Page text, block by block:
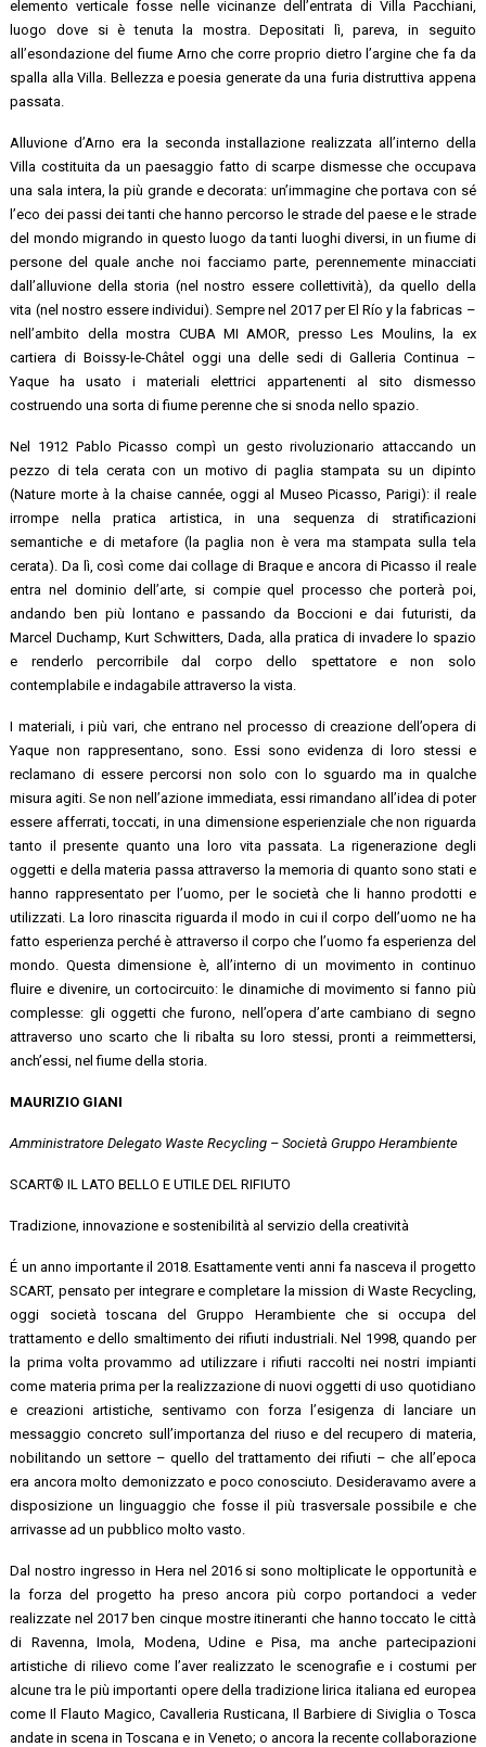
elemento verticale fosse nelle vicinanze dell’entrata di Villa Pacchiani,
luogo dove si è tenuta la mostra. Depositati lì, pareva, in seguito
all’esondazione del fiume Arno che corre proprio dietro l’argine che fa da
spalla alla Villa. Bellezza e poesia generate da una furia distruttiva appena
passata.
Alluvione d’Arno era la seconda installazione realizzata all’interno della
Villa costituita da un paesaggio fatto di scarpe dismesse che occupava
una sala intera, la più grande e decorata: un’immagine che portava con sé
l’eco dei passi dei tanti che hanno percorso le strade del paese e le strade
del mondo migrando in questo luogo da tanti luoghi diversi, in un fiume di
persone del quale anche noi facciamo parte, perennemente minacciati
dall’alluvione della storia (nel nostro essere collettività), da quello della
vita (nel nostro essere individui). Sempre nel 2017 per El Río y la fabricas –
nell’ambito della mostra CUBA MI AMOR, presso Les Moulins, la ex
cartiera di Boissy-le-Châtel oggi una delle sedi di Galleria Continua –
Yaque ha usato i materiali elettrici appartenenti al sito dismesso
costruendo una sorta di fiume perenne che si snoda nello spazio.
Nel 1912 Pablo Picasso compì un gesto rivoluzionario attaccando un
pezzo di tela cerata con un motivo di paglia stampata su un dipinto
(Nature morte à la chaise cannée, oggi al Museo Picasso, Parigi): il reale
irrompe nella pratica artistica, in una sequenza di stratificazioni
semantiche e di metafore (la paglia non è vera ma stampata sulla tela
cerata). Da lì, così come dai collage di Braque e ancora di Picasso il reale
entra nel dominio dell’arte, si compie quel processo che porterà poi,
andando ben più lontano e passando da Boccioni e dai futuristi, da
Marcel Duchamp, Kurt Schwitters, Dada, alla pratica di invadere lo spazio
e renderlo percorribile dal corpo dello spettatore e non solo
contemplabile e indagabile attraverso la vista.
I materiali, i più vari, che entrano nel processo di creazione dell’opera di
Yaque non rappresentano, sono. Essi sono evidenza di loro stessi e
reclamano di essere percorsi non solo con lo sguardo ma in qualche
misura agiti. Se non nell’azione immediata, essi rimandano all’idea di poter
essere afferrati, toccati, in una dimensione esperienziale che non riguarda
tanto il presente quanto una loro vita passata. La rigenerazione degli
oggetti e della materia passa attraverso la memoria di quanto sono stati e
hanno rappresentato per l’uomo, per le società che li hanno prodotti e
utilizzati. La loro rinascita riguarda il modo in cui il corpo dell’uomo ne ha
fatto esperienza perché è attraverso il corpo che l’uomo fa esperienza del
mondo. Questa dimensione è, all’interno di un movimento in continuo
fluire e divenire, un cortocircuito: le dinamiche di movimento si fanno più
complesse: gli oggetti che furono, nell’opera d’arte cambiano di segno
attraverso uno scarto che li ribalta su loro stessi, pronti a reimmettersi,
anch’essi, nel fiume della storia.
MAURIZIO GIANI
Amministratore Delegato Waste Recycling – Società Gruppo Herambiente
SCART® IL LATO BELLO E UTILE DEL RIFIUTO
Tradizione, innovazione e sostenibilità al servizio della creatività
É un anno importante il 2018. Esattamente venti anni fa nasceva il progetto
SCART, pensato per integrare e completare la mission di Waste Recycling,
oggi società toscana del Gruppo Herambiente che si occupa del
trattamento e dello smaltimento dei rifiuti industriali. Nel 1998, quando per
la prima volta provammo ad utilizzare i rifiuti raccolti nei nostri impianti
come materia prima per la realizzazione di nuovi oggetti di uso quotidiano
e creazioni artistiche, sentivamo con forza l’esigenza di lanciare un
messaggio concreto sull’importanza del riuso e del recupero di materia,
nobilitando un settore – quello del trattamento dei rifiuti – che all’epoca
era ancora molto demonizzato e poco conosciuto. Desideravamo avere a
disposizione un linguaggio che fosse il più trasversale possibile e che
arrivasse ad un pubblico molto vasto.
Dal nostro ingresso in Hera nel 2016 si sono moltiplicate le opportunità e
la forza del progetto ha preso ancora più corpo portandoci a veder
realizzate nel 2017 ben cinque mostre itineranti che hanno toccato le città
di Ravenna, Imola, Modena, Udine e Pisa, ma anche partecipazioni
artistiche di rilievo come l’aver realizzato le scenografie e i costumi per
alcune tra le più importanti opere della tradizione lirica italiana ed europea
come Il Flauto Magico, Cavalleria Rusticana, Il Barbiere di Siviglia o Tosca
andate in scena in Toscana e in Veneto; o ancora la recente collaborazione